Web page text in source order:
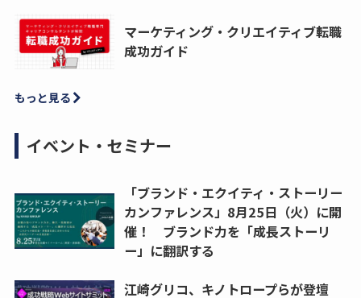
マーケティング・クリエイティブ転職
成功ガイド
もっと見る
イベント・セミナー
「ブランド・エクイティ・ストーリー
カンファレンス」8月25日（火）に開
催！ ブランド力を「成長ストーリ
ー」に翻訳する
江崎グリコ、キノトロープらが登壇